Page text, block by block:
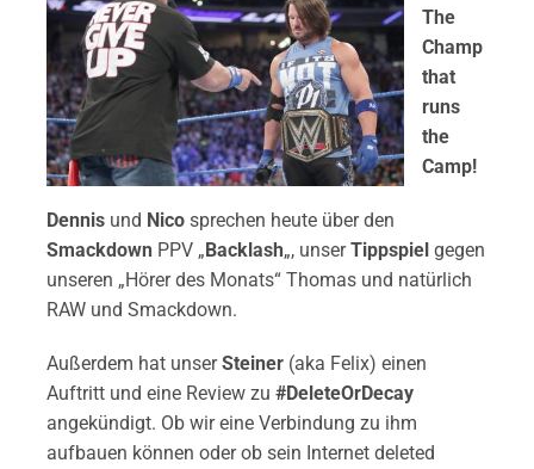
The
Champ
that
runs
the
Camp!
Dennisund Nicosprechen heute über den
Smackdown PPV „Backlash„, unserTippspielgegen
unseren „Hörer des Monats“ Thomas und natürlich
RAW und Smackdown.
Außerdem hat unserSteiner(aka Felix) einen
Auftritt und eine Review zu #DeleteOrDecay
angekündigt. Ob wir eine Verbindung zu ihm
aufbauen können oder ob sein Internet deleted